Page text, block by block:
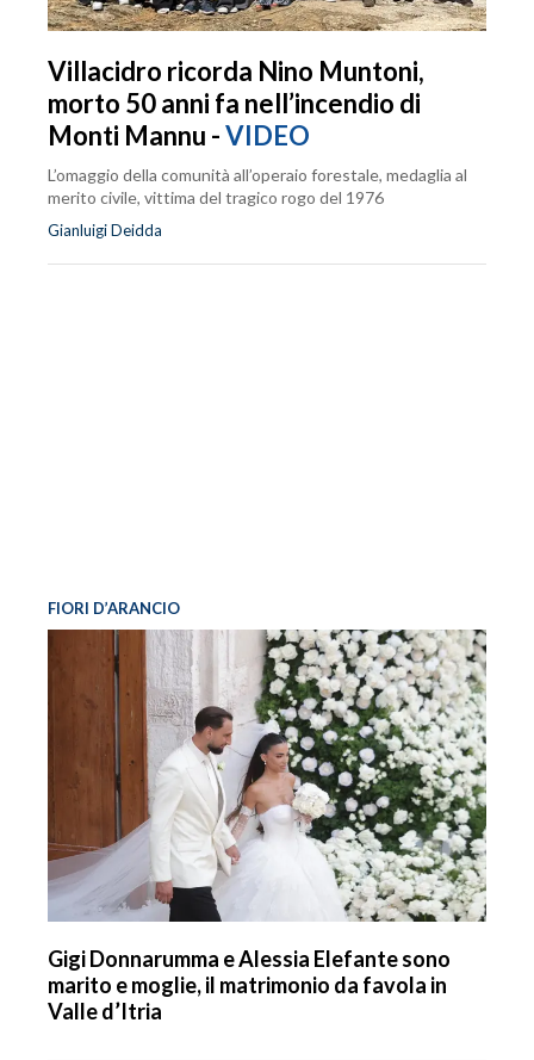
Villacidro ricorda Nino Muntoni,
morto 50 anni fa nell’incendio di
Monti Mannu -VIDEO
L’omaggio della comunità all’operaio forestale, medaglia al
merito civile, vittima del tragico rogo del 1976
Gianluigi Deidda
FIORI D’ARANCIO
Gigi Donnarumma e Alessia Elefante sono
marito e moglie, il matrimonio da favola in
Valle d’Itria